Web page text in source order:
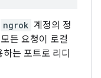
ngrok 계정의 정
든 요청이 로컬
는 포트로 리디